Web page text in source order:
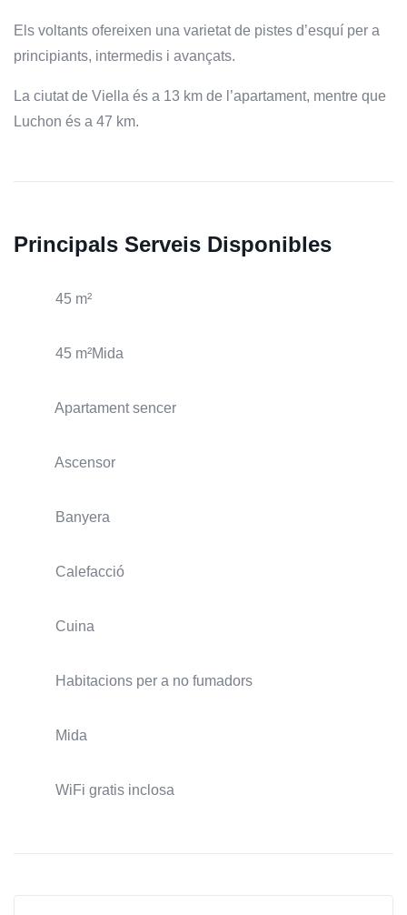
Els voltants ofereixen una varietat de pistes d’esquí per a
principiants, intermedis i avançats.
La ciutat de Viella és a 13 km de l’apartament, mentre que
Luchon és a 47 km.
Principals Serveis Disponibles
45 m²
45 m²Mida
Apartament sencer
Ascensor
Banyera
Calefacció
Cuina
Habitacions per a no fumadors
Mida
WiFi gratis inclosa